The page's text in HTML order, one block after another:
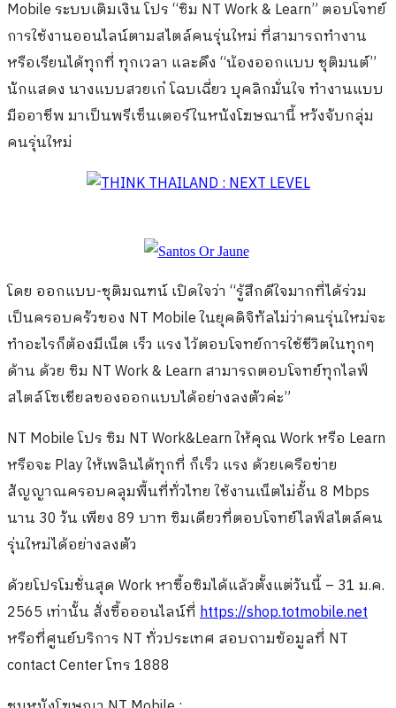
Mobile ระบบเติมเงิน โปร “ซิม NT Work & Learn” ตอบโจทย์
การใช้งานออนไลน์ตามสไตล์คนรุ่นใหม่ ที่สามารถทำงาน
หรือเรียนได้ทุกที่ ทุกเวลา และดึง “น้องออกแบบ ชุติมนต์”
นักแสดง นางแบบสวยเก๋ โฉบเฉี่ยว บุคลิกมั่นใจ ทำงานแบบ
มืออาชีพ มาเป็นพรีเซ็นเตอร์ในหนังโฆษณานี้ หวังจับกลุ่ม
คนรุ่นใหม่
โดย ออกแบบ-ชุติมณฑน์ เปิดใจว่า “รู้สึกดีใจมากที่ได้ร่วม
เป็นครอบครัวของ NT Mobile ในยุคดิจิทัลไม่ว่าคนรุ่นใหม่จะ
ทำอะไรก็ต้องมีเน็ต เร็ว แรง ไว้ตอบโจทย์การใช้ชีวิตในทุกๆ
ด้าน ด้วย ซิม NT Work & Learn สามารถตอบโจทย์ทุกไลฟ์
สไตล์โซเชียลของออกแบบได้อย่างลงตัวค่ะ”
NT Mobile โปร ซิม NT Work&Learn ให้คุณ Work หรือ Learn
หรือจะ Play ให้เพลินได้ทุกที่ ก็เร็ว แรง ด้วยเครือข่าย
สัญญาณครอบคลุมพื้นที่ทั่วไทย ใช้งานเน็ตไม่อั้น 8 Mbps
นาน 30 วัน เพียง 89 บาท ซิมเดียวที่ตอบโจทย์ไลฟ์สไตล์คน
รุ่นใหม่ได้อย่างลงตัว
ด้วยโปรโมชั่นสุด Work หาซื้อซิมได้แล้วตั้งแต่วันนี้ – 31 ม.ค.
2565 เท่านั้น สั่งซื้อออนไลน์ที่ https://shop.totmobile.net
หรือที่ศูนย์บริการ NT ทั่วประเทศ สอบถามข้อมูลที่ NT
contact Center โทร 1888